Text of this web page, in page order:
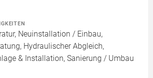
Neuinstallation / Einbau,
Hydraulischer Abgleich,
& Installation, Sanierung / Umbau